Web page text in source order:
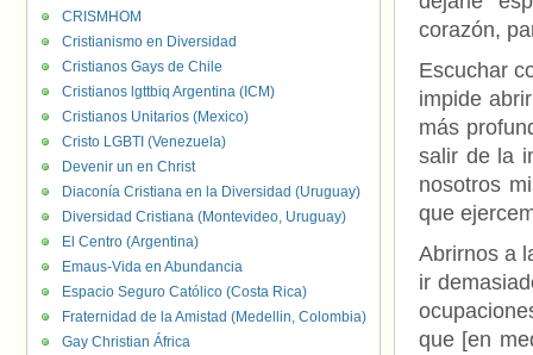
corazón,
Escuchar
impide
más
salir de la
nosotros
que
Abrirnos a
ir
que [en
CRISMHOM
Cristianismo en Diversidad
Cristianos Gays de Chile
Cristianos lgttbiq Argentina (ICM)
Cristianos Unitarios (Mexico)
Cristo LGBTI (Venezuela)
Devenir un en Christ
Diaconía Cristiana en la Diversidad (Uruguay)
Diversidad Cristiana (Montevideo, Uruguay)
El Centro (Argentina)
Emaus-Vida en Abundancia
Espacio Seguro Católico (Costa Rica)
Fraternidad de la Amistad (Medellin, Colombia)
Gay Christian África